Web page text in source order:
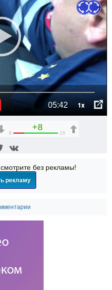
05:42 1x
+8
8 16
без рекламы!
рекламу